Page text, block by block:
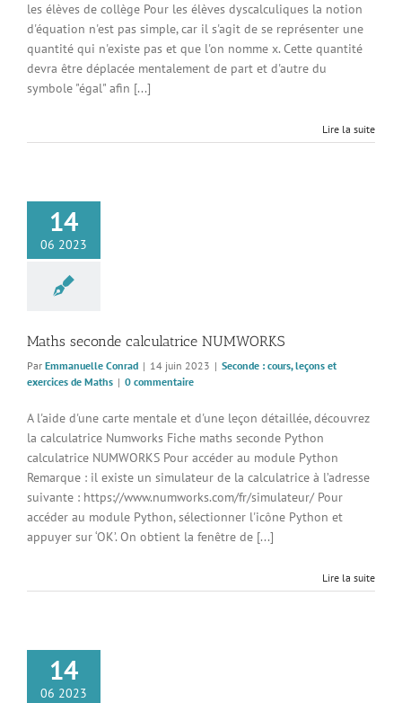
les élèves de collège Pour les élèves dyscalculiques la notion
d'équation n'est pas simple, car il s'agit de se représenter une
quantité qui n'existe pas et que l'on nomme x. Cette quantité
devra être déplacée mentalement de part et d'autre du
symbole "égal" afin [...]
Lire la suite
14
06 2023
Maths seconde calculatrice NUMWORKS
Par Emmanuelle Conrad | 14 juin 2023 | Seconde : cours, leçons et
exercices de Maths | 0 commentaire
A l'aide d'une carte mentale et d'une leçon détaillée, découvrez
la calculatrice Numworks Fiche maths seconde Python
calculatrice NUMWORKS Pour accéder au module Python
Remarque : il existe un simulateur de la calculatrice à l’adresse
suivante : https://www.numworks.com/fr/simulateur/ Pour
accéder au module Python, sélectionner l'icône Python et
appuyer sur ‘OK’. On obtient la fenêtre de [...]
Lire la suite
14
06 2023